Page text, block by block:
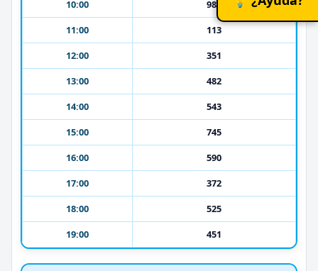
10:00
986
11:00
113
12:00
351
13:00
482
14:00
543
15:00
745
16:00
590
17:00
372
18:00
525
19:00
451